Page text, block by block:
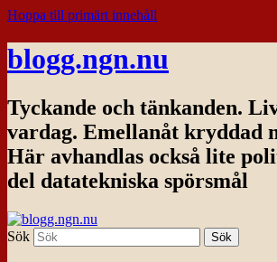
Hoppa till primärt innehåll
blogg.ngn.nu
Tyckande och tänkanden.
vardag. Emellanåt kryddad
Här avhandlas också lite
del datatekniska spörsmål
Sök